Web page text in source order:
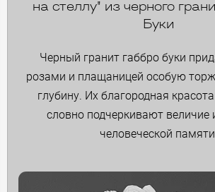
на стеллу" из черного
Буки
Черный гранит габбро буки
розами и плащаницей особую
глубину. Их благородная
словно подчеркивают величие
человеческой